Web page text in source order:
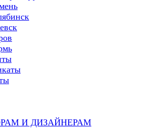
И ДИЗАЙНЕРАМ